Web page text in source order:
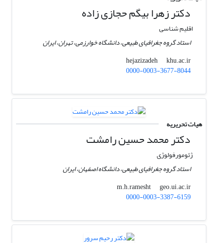
دکتر زهرا بیگم حجازی زاده
اقلیم شناسی
استاد گروه جغرافیای طبیعی، دانشگاه خوارزمی، تهران، ایران
hejazizadeh
khu.ac.ir
0000-0003-3677-8044
هیات تحریریه
دکتر محمد حسین رامشت
ژئومورفولوژی
استاد گروه جغرافیای طبیعی، دانشگاه اصفهان، ایران
m.h.ramesht
geo.ui.ac.ir
0000-0003-3387-6159